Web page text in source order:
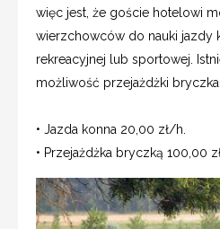
więc jest, że goście hotelowi
wierzchowców do nauki jazdy
rekreacyjnej lub sportowej.
możliwość przejażdżki
• Jazda konna 20,00 zł/h.
• Przejażdżka bryczką 100,00